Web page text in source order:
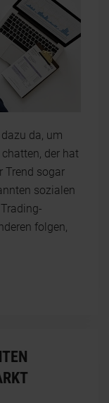
da, um
der hat
Trend sogar
sozialen
folgen,